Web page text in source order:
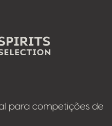
para competições de